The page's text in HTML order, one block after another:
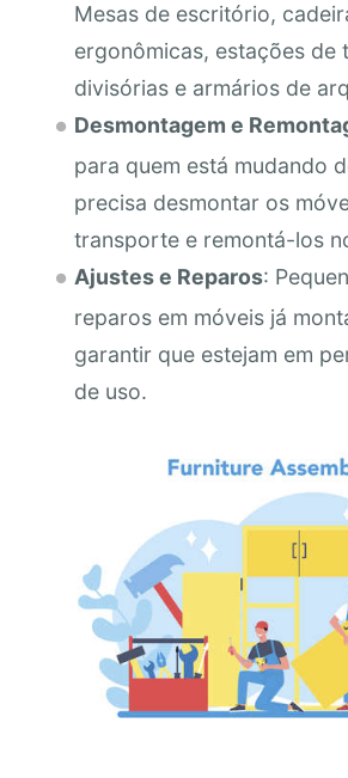
Mesas de escritório,
ergonômicas, estações de
divisórias e armários de
Desmontagem e
para quem está mudando
precisa desmontar os
transporte e remontá-los
Ajustes e Reparos:
reparos em móveis já
garantir que estejam em
de uso.